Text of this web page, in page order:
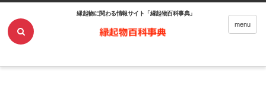
縁起物に関わる情報サイト「縁起物百科事典」
menu
ツバメの巣は幸運の象徴！その理由やもたらしてくれる幸運についてご紹介！